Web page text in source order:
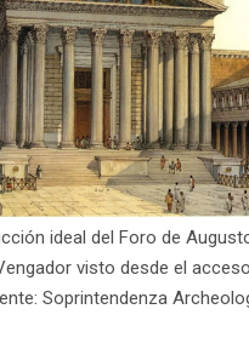
ideal del Foro de
visto desde el
Soprintendenza